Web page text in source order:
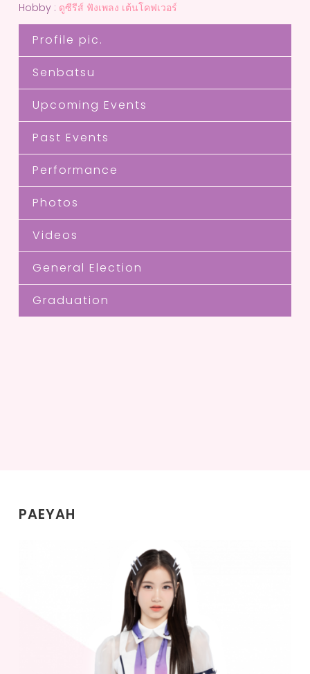
Hobby : ดูซีรีส์ ฟังเพลง เต้นโคฟเวอร์
Profile pic.
Senbatsu
Upcoming Events
Past Events
Performance
Photos
Videos
General Election
Graduation
PAEYAH